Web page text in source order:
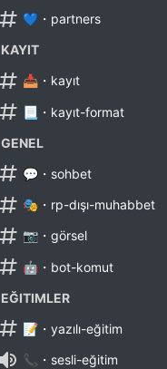
💙・partners
KAYIT
📥・kayıt
📃・kayıt-format
GENEL
💬・sohbet
🎭・rp-dışı-muhabbet
📷・görsel
🤖・bot-komut
EĞITIMLER
📝・yazılı-eğitim
📞・sesli-eğitim